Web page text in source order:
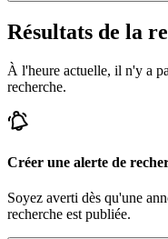
Résultats de la
À l'heure actuelle, il n'y a
recherche.
Créer une alerte de
Soyez averti dès qu'une
recherche est publiée.